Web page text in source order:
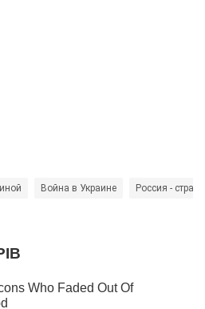
Война в Украине Россия -